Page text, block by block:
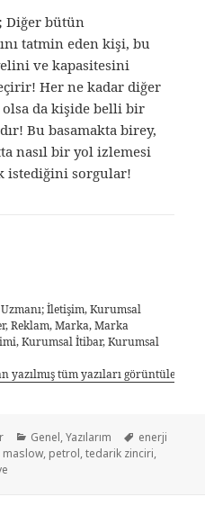
Diğer bütün
tatmin eden kişi, bu
ve kapasitesini
Her ne kadar diğer
olsa da kişide belli bir
Bu basamakta birey,
nasıl bir yol izlemesi
istediğini sorgular!
İletişim, Kurumsal
Reklam, Marka, Marka
Kurumsal İtibar, Kurumsal
yazılmış tüm yazıları görüntüle
Genel,Yazılarım
enerji
maslow, petrol,tedarik zinciri,